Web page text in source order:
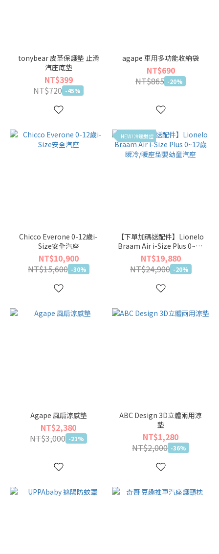
tonybear 皮革保護墊 止滑
汽座底墊
NT$399
NT$720 -45%
agape 車用多功能收納袋
NT$690
NT$865 -20%
Chicco Everone 0-12歲i-
Size安全汽座
NT$10,900
NT$15,600 -30%
NEW! 冷暖雙控
【下單加碼送配件】Lionelo
Braam Air i-Size Plus 0~12
歲瞬冷/暖座型嬰幼童汽座
NT$19,880
NT$24,900 -20%
Agape 風扇涼感墊
NT$2,380
NT$3,000 -21%
ABC Design 3D立體兩用涼
墊
NT$1,280
NT$2,000 -36%